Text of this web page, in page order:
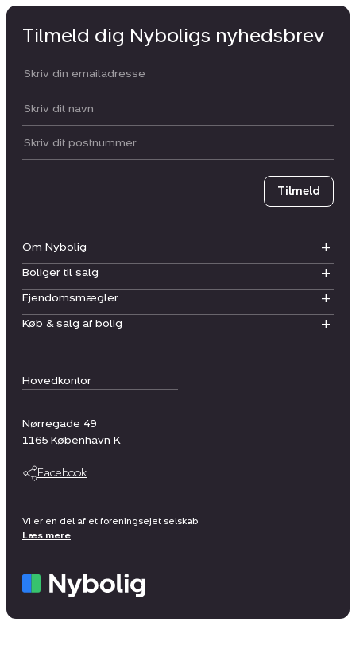
Hovedkontor
Nørregade 49
1165 København K
Facebook
Om Nybolig
Boliger til salg
Ejendomsmægler
Køb & salg af bolig
Tilmeld dig Nyboligs nyhedsbrev
Din email:
Dit navn:
Postnummer
Tilmeld
Vi er en del af et foreningsejet selskab
Læs mere